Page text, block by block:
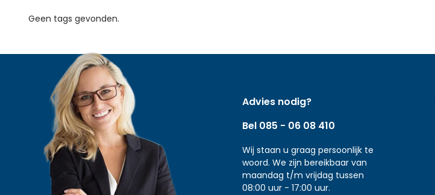
Geen tags gevonden.
Advies nodig?
Bel 085 - 06 08 410
Wij staan u graag persoonlijk te
woord. We zijn bereikbaar van
maandag t/m vrijdag tussen
08:00 uur - 17:00 uur.